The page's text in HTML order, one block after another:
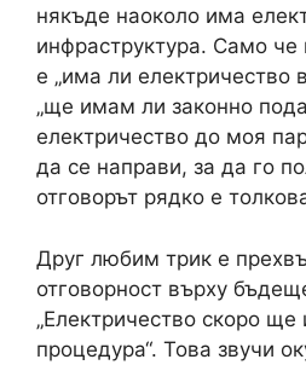
някъде наоколо има
инфраструктура. Само че
е „има ли електричество
„ще имам ли законно
електричество до моя
да се направи, за да го
отговорът рядко е
Друг любим трик е
отговорност върху
„Електричество скоро ще
процедура“. Това звучи